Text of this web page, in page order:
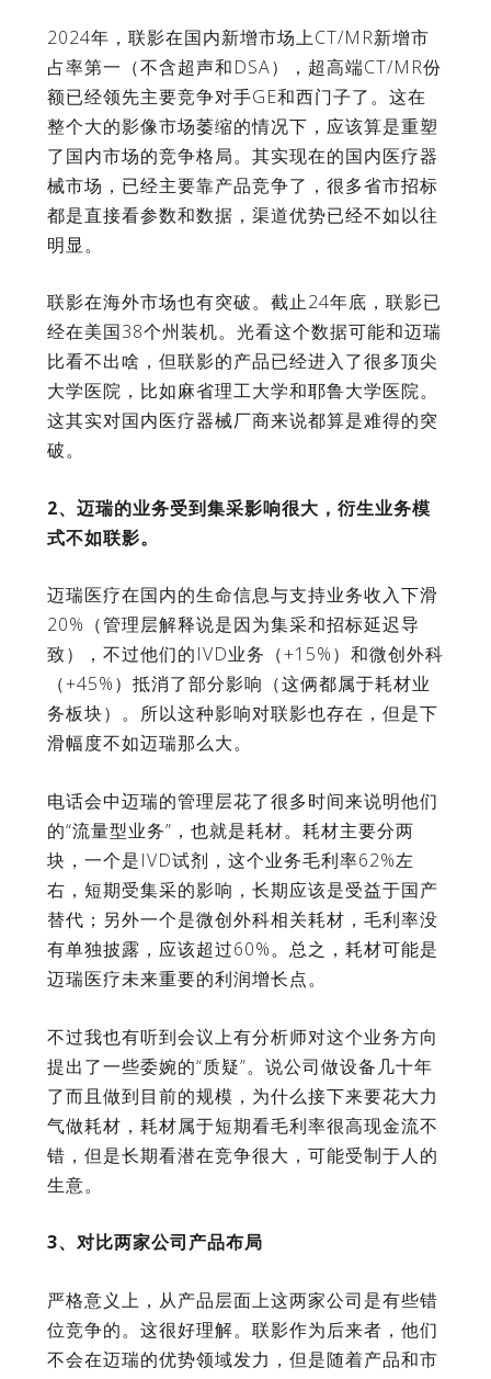
2024年，联影在国内新增市场上CT/MR新增市
占率第一（不含超声和DSA），超高端CT/MR份
额已经领先主要竞争对手GE和西门子了。这在
整个大的影像市场萎缩的情况下，应该算是重塑
了国内市场的竞争格局。其实现在的国内医疗器
械市场，已经主要靠产品竞争了，很多省市招标
都是直接看参数和数据，渠道优势已经不如以往
明显。
联影在海外市场也有突破。截止24年底，联影已
经在美国38个州装机。光看这个数据可能和迈瑞
比看不出啥，但联影的产品已经进入了很多顶尖
大学医院，比如麻省理工大学和耶鲁大学医院。
这其实对国内医疗器械厂商来说都算是难得的突
破。
2、迈瑞的业务受到集采影响很大，衍生业务模
式不如联影。
迈瑞医疗在国内的生命信息与支持业务收入下滑
20%（管理层解释说是因为集采和招标延迟导
致），不过他们的IVD业务（+15%）和微创外科
（+45%）抵消了部分影响（这俩都属于耗材业
务板块）。所以这种影响对联影也存在，但是下
滑幅度不如迈瑞那么大。
电话会中迈瑞的管理层花了很多时间来说明他们
的“流量型业务”，也就是耗材。耗材主要分两
块，一个是IVD试剂，这个业务毛利率62%左
右，短期受集采的影响，长期应该是受益于国产
替代；另外一个是微创外科相关耗材，毛利率没
有单独披露，应该超过60%。总之，耗材可能是
迈瑞医疗未来重要的利润增长点。
不过我也有听到会议上有分析师对这个业务方向
提出了一些委婉的“质疑”。说公司做设备几十年
了而且做到目前的规模，为什么接下来要花大力
气做耗材，耗材属于短期看毛利率很高现金流不
错，但是长期看潜在竞争很大，可能受制于人的
生意。
3、对比两家公司产品布局
严格意义上，从产品层面上这两家公司是有些错
位竞争的。这很好理解。联影作为后来者，他们
不会在迈瑞的优势领域发力，但是随着产品和市